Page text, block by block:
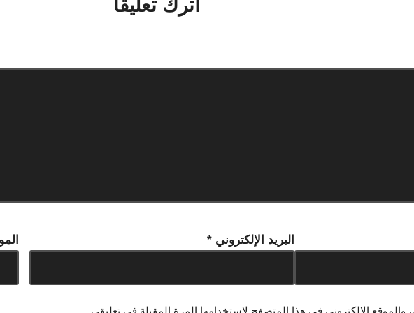
اترك تعليقاً
البريد الإلكتروني *
الإلكتروني في هذا المتصفح لاستخدامها المرة المقبلة في تعليقي.